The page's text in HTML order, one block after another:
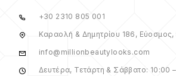
+30 2310 805 001
Καραολή & Δημητρίου 186, Εύοσμος,
info@millionbeautylooks.com
Δευτέρα, Τετάρτη & Σάββατο: 10:00